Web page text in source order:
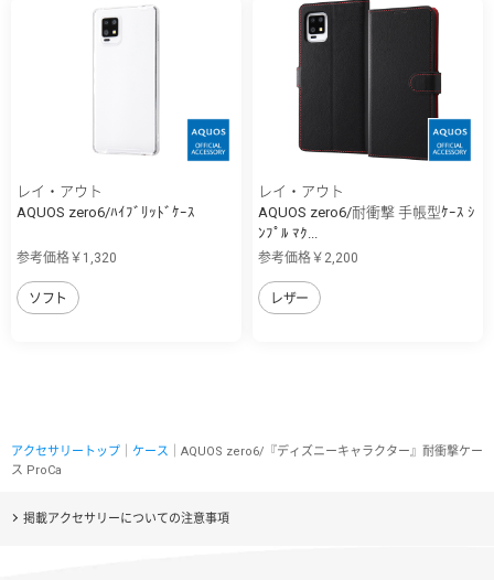
レイ・アウト
AQUOS zero6/ﾊｲﾌﾞﾘｯﾄﾞｹｰｽ
参考価格￥1,320
ソフト
レイ・アウト
AQUOS zero6/耐衝撃 手帳型ｹｰｽ ｼ
ﾝﾌﾟﾙ ﾏｸ...
参考価格￥2,200
レザー
アクセサリートップ ケース ｜AQUOS zero6/『ディズニーキャラクター』耐衝撃ケー
ス ProCa
掲載アクセサリーについての注意事項